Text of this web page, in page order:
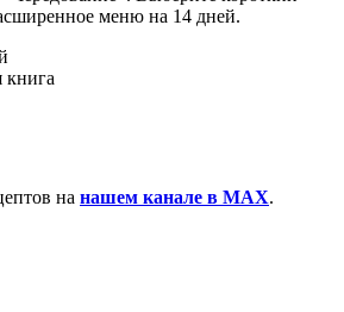
меню на 14 дней.
книга
на нашем канале в MAX.